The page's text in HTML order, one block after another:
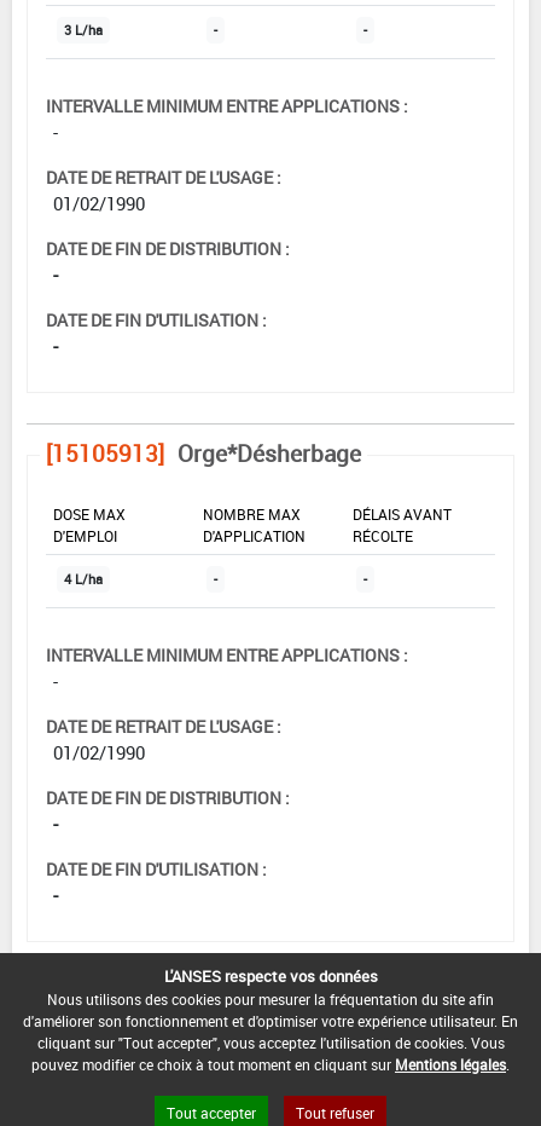
3 L/ha - -
INTERVALLE MINIMUM ENTRE APPLICATIONS :
-
DATE DE RETRAIT DE L'USAGE :
01/02/1990
DATE DE FIN DE DISTRIBUTION :
-
DATE DE FIN D'UTILISATION :
-
[15105913] Orge*Désherbage
DOSE MAX
D'EMPLOI
NOMBRE MAX
D'APPLICATION
DÉLAIS AVANT
RÉCOLTE
4 L/ha - -
INTERVALLE MINIMUM ENTRE APPLICATIONS :
-
DATE DE RETRAIT DE L'USAGE :
01/02/1990
DATE DE FIN DE DISTRIBUTION :
-
DATE DE FIN D'UTILISATION :
-
[15105915] Seigle*Désherbage
DOSE MAX
NOMBRE MAX
DÉLAIS AVANT
L'ANSES respecte vos données
Nous utilisons des cookies pour mesurer la fréquentation du site afin
d'améliorer son fonctionnement et d'optimiser votre expérience utilisateur. En
cliquant sur "Tout accepter", vous acceptez l'utilisation de cookies. Vous
pouvez modifier ce choix à tout moment en cliquant sur Mentions légales
Tout accepter Tout refuser